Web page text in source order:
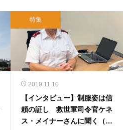
特集
2019.11.10
【インタビュー】制服姿は信
頼の証し 救世軍司令官ケネ
ス・メイナーさんに聞く（後